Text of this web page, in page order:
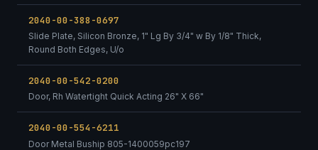
2040-00-388-0697
Slide Plate, Silicon Bronze, 1" Lg By 3/4" w By 1/8" Thick,
Round Both Edges, U/o
2040-00-542-0200
Door, Rh Watertight Quick Acting 26" X 66"
2040-00-554-6211
Door Metal Buship 805-1400059pc197